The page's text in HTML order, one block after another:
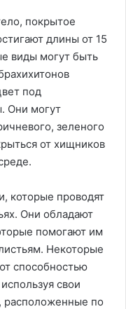
покрытое
длины от 15
виды могут быть
под
Они могут
зеленого
от хищников
которые проводят
Они обладают
помогают им
Некоторые
способностью
свои
расположенные по